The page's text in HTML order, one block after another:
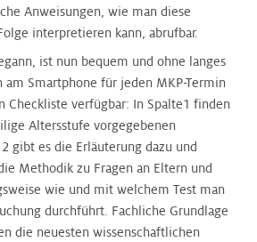
Anweisungen, wie man diese
interpretieren kann, abrufbar.
ist nun bequem und ohne langes
Smartphone für jeden MKP-Termin
Checkliste verfügbar: In Spalte1 finden
Altersstufe vorgegebenen
gibt es die Erläuterung dazu und
Methodik zu Fragen an Eltern und
wie und mit welchem Test man
durchführt. Fachliche Grundlage
die neuesten wissenschaftlichen